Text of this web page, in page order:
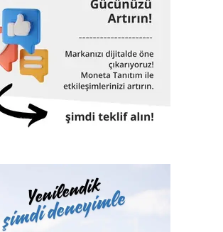
imzası ve çalışmalarıyla hayata geçti.
Akkuyu Nükleer Güç Santrali, Yavuz
Osman Gazi Köprüsü, 1915
Yüksek Hızlı Tren, TCG Anadolu
Sondaj Gemisi, Rize-Artvin Havalimanı,
bunlardan sadece birkaçıdır.
test, muayene,
yeterliliği ve gelişmeye açık oluşu
hızla ilerliyor. Türk Loydu, Türkiye’nin
Yetkisi olan alanlar hemen hemen